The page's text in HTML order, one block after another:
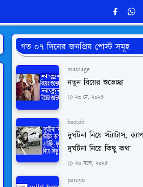
গত ০৭ দিনের জনপ্রিয় পোস্ট সমূহ
massage
নতুন বিয়ের শুভেচ্ছা
২৩ মে, ২০২৫
bastob
দুর্ঘটনা নিয়ে স্ট্যাটাস,
দুর্ঘটনা নিয়ে কিছু কথা
২০ নভে, ২০২৫
paniyo